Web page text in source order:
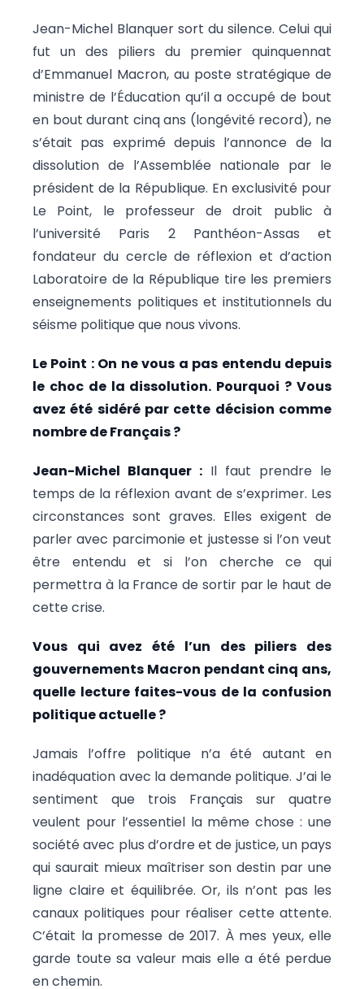
Jean-Michel Blanquer sort du silence. Celui qui
fut un des piliers du premier quinquennat
d’Emmanuel Macron, au poste stratégique de
ministre de l’Éducation qu’il a occupé de bout
en bout durant cinq ans (longévité record), ne
s’était pas exprimé depuis l’annonce de la
dissolution de l’Assemblée nationale par le
président de la République. En exclusivité pour
Le Point, le professeur de droit public à
l’université Paris 2 Panthéon-Assas et
fondateur du cercle de réflexion et d’action
Laboratoire de la République tire les premiers
enseignements politiques et institutionnels du
séisme politique que nous vivons.
Le Point : On ne vous a pas entendu depuis
le choc de la dissolution. Pourquoi ? Vous
avez été sidéré par cette décision comme
nombre de Français ?
Jean-Michel Blanquer : Il faut prendre le
temps de la réflexion avant de s’exprimer. Les
circonstances sont graves. Elles exigent de
parler avec parcimonie et justesse si l’on veut
être entendu et si l’on cherche ce qui
permettra à la France de sortir par le haut de
cette crise.
Vous qui avez été l’un des piliers des
gouvernements Macron pendant cinq ans,
quelle lecture faites-vous de la confusion
politique actuelle ?
Jamais l’offre politique n’a été autant en
inadéquation avec la demande politique. J’ai le
sentiment que trois Français sur quatre
veulent pour l’essentiel la même chose : une
société avec plus d’ordre et de justice, un pays
qui saurait mieux maîtriser son destin par une
ligne claire et équilibrée. Or, ils n’ont pas les
canaux politiques pour réaliser cette attente.
C’était la promesse de 2017. À mes yeux, elle
garde toute sa valeur mais elle a été perdue
en chemin.